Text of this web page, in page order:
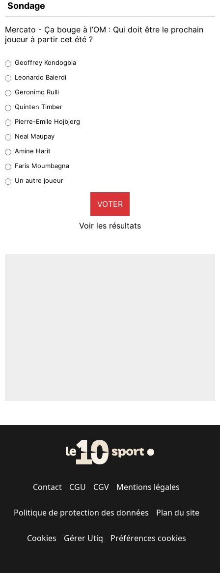
Sondage
Mercato - Ça bouge à l’OM : Qui doit être le prochain
joueur à partir cet été ?
38%
32%
5%
1%
9%
Geoffrey Kondogbia
Leonardo Balerdi
Geronimo Rulli
Quinten Timber
Pierre-Emile Hojbjerg
Neal Maupay
Amine Harit
Faris Moumbagna
Un autre joueur
VOTER
Voir les résultats
Contact CGU CGV Mentions légales
Politique de protection des données Plan du site
Cookies Gérer Utiq Préférences cookies